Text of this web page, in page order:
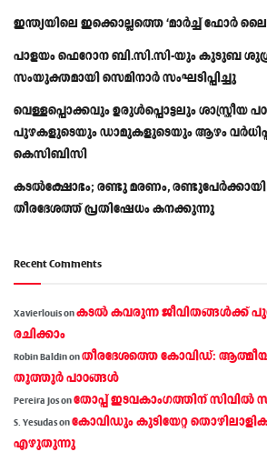
ഇന്ത്യയിലെ ഇക്കൊല്ലത്തെ ‘മാർച്ച് ഫോർ
പാളയം ഫെറോന ബി.സി.സി-യും കുടുബ
സംയുക്തമായി സെമിനാർ സംഘടിപ്പിച്ചു
വെള്ളപ്പൊക്കവും ഉരുള്‍പ്പൊട്ടലും ശാസ്ത്രീയ
പുഴകളുടെയും ഡാമുകളുടെയും ആഴം
കെസിബിസി
കടൽക്ഷോഭം; രണ്ടു മരണം, രണ്ടുപേർക്കായി
തീരദേശത്ത് പ്രതിഷേധം കനക്കുന്നു
Recent Comments
Xavierlouisonകടല്‍ കവരുന്ന ജീവിതങ്ങള്‍ക്ക്
രചിക്കാം
Robin Baldinonതീരദേശത്തെ കോവിഡ്: ആത്മീയ
തൂത്തൂര്‍ പാഠങ്ങൾ
Pereira Josonതോപ്പ് ഇടവകാംഗത്തിന് സിവിൽ
S. Yesudasonകോവിഡും കുടിയേറ്റ
എഴുതുന്നു